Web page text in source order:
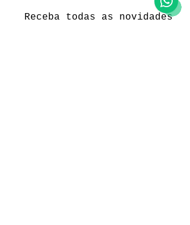
Receba todas as novidades